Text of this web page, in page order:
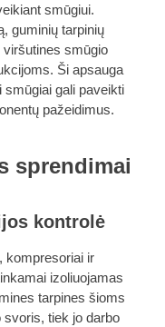
smūgiui.
guminių tarpinių
smūgio
Ši apsauga
gali paveikti
pažeidimus.
sprendimai
kontrolė
kompresoriai ir
izoliuojamas
tarpines šioms
tiek jo darbo